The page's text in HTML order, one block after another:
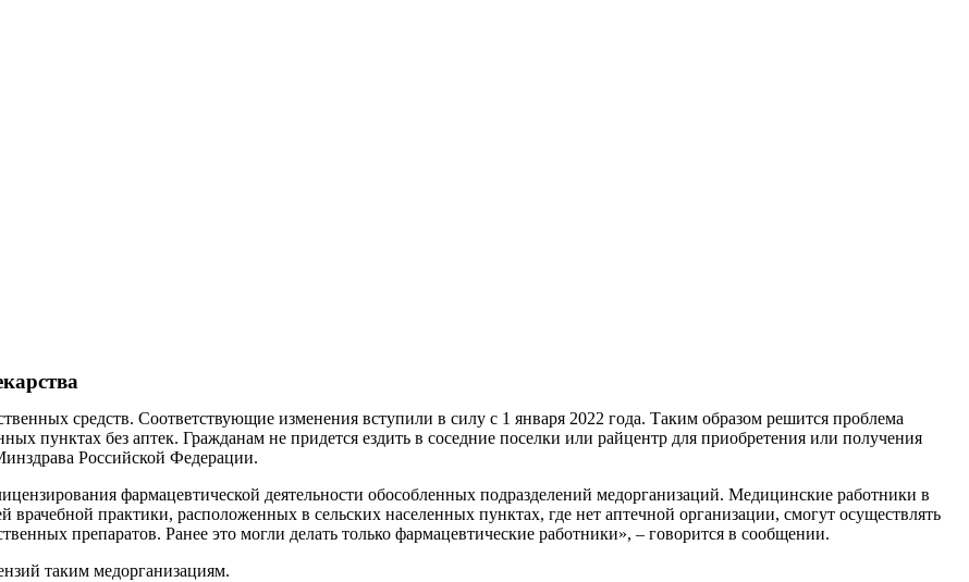
средств. Соответствующие изменения вступили в силу с 1 января 2022 года. Таким образом решится проблема
пунктах без аптек. Гражданам не придется ездить в соседние поселки или райцентр для приобретения или получения
Российской Федерации.
фармацевтической деятельности обособленных подразделений медорганизаций. Медицинские работники в
практики, расположенных в сельских населенных пунктах, где нет аптечной организации, смогут осуществлять
препаратов. Ранее это могли делать только фармацевтические работники», – говорится в сообщении.
таким медорганизациям.